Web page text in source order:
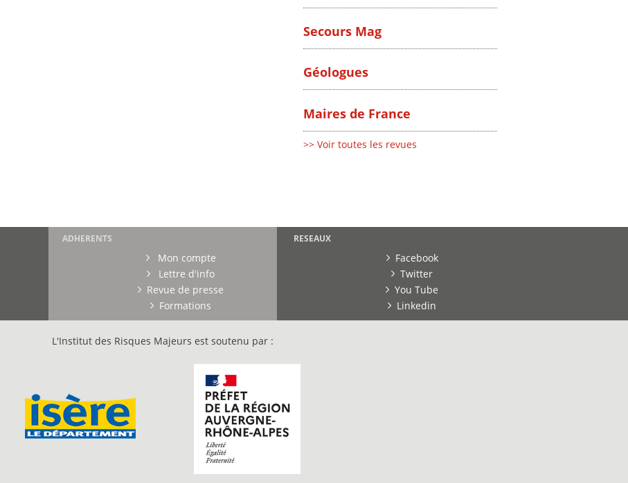
Secours Mag
Géologues
Maires de France
>> Voir toutes les revues
ADHERENTS
Mon compte
Lettre d'info
Revue de presse
Formations
RESEAUX
Facebook
Twitter
You Tube
Linkedin
L'Institut des Risques Majeurs est soutenu par :